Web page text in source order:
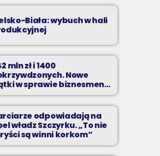
Biała: wybuch w hali
mln zł i 1400
Nowe
w sprawie biznesmena
Białej
odpowiadają na
władz Szczyrku. „To nie
są winni korkom”